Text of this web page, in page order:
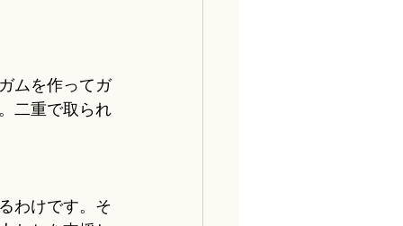
ムを作ってガ
二重で取られ
わけです。そ